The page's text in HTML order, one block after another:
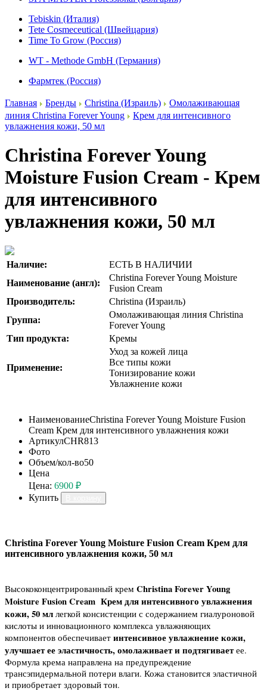
Tebiskin (Италия)
Tete Cosmeceutical (Швейцария)
Time To Grow (Россия)
WT - Methode GmbH (Германия)
Фармтек (Россия)
Главная Бренды Christina (Израиль)
Омолаживающая
линия Christina Forever Young
Крем для интенсивного
увлажнения кожи, 50 мл
Christina Forever Young
Moisture Fusion Cream - Крем
для интенсивного
увлажнения кожи, 50 мл
Наличие:
ЕСТЬ В НАЛИЧИИ
Наименование (англ):
Christina Forever Young Moisture
Fusion Cream
Производитель:
Christina (Израиль)
Группа:
Омолаживающая линия Christina
Forever Young
Тип продукта:
Кремы
Применение:
Уход за кожей лица
Все типы кожи
Тонизирование кожи
Увлажнение кожи
НаименованиеChristina Forever Young Moisture Fusion
Cream Крем для интенсивного увлажнения кожи
АртикулCHR813
Фото
Объем/кол-во50
Цена
Цена: 6900 ₽
Купить
Christina Forever Young Moisture Fusion Cream Крем для
интенсивного увлажнения кожи, 50 мл
Высококонцентрированный крем Christina Forever Young
Moisture Fusion Cream Крем для интенсивного увлажнения
кожи, 50 мл легкой консистенции с содержанием гиалуроновой
кислоты и инновационного комплекса увлажняющих
компонентов обеспечивает интенсивное увлажнение кожи,
улучшает ее эластичность, омолаживает и подтягиваетее.
Формула крема направлена на предупреждение
трансэпидермальной потери влаги. Кожа становится эластичной
и приобретает здоровый тон.